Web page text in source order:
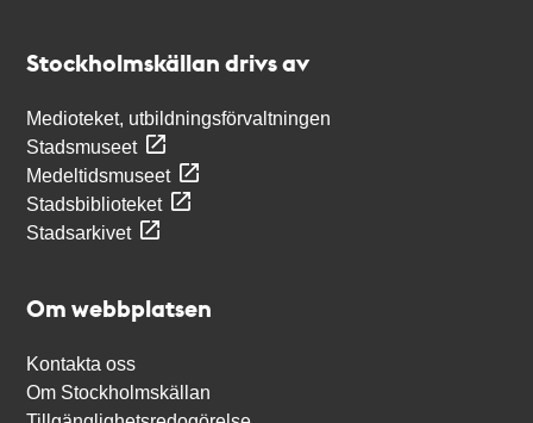
Stockholmskällan drivs av
Medioteket, utbildningsförvaltningen
Stadsmuseet
Medeltidsmuseet
Stadsbiblioteket
Stadsarkivet
Om webbplatsen
Kontakta oss
Om Stockholmskällan